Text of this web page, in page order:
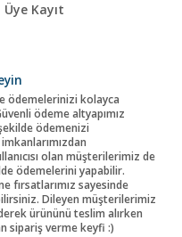
Üye Kayıt
ödemelerinizi kolayca
ödeme altyapımız
ödemenizi
olan müşterilerimiz de
ödemelerini yapabilir.
fırsatlarımız sayesinde
Dileyen müşterilerimiz
ürününü teslim alırken
sipariş verme keyfi :)